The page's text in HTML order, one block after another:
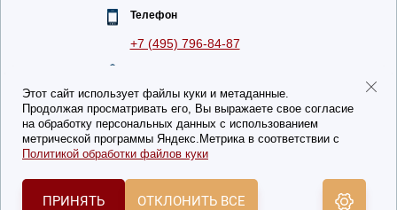
Телефон
+7 (495) 796-84-87
zagranpasport-1@inbox.ru
Политика конфиденциальности
Информация на сайте не является офертой. Статьи носят
ознакомительный характер. Оказываем консультационные
Этот сайт использует файлы куки и метаданные.
Продолжая просматривать его, Вы выражаете свое согласие
на обработку персональных данных с использованием
метрической программы Яндекс.Метрика в соответствии с
Политикой обработки файлов куки
ПРИНЯТЬ ОТКЛОНИТЬ ВСЕ